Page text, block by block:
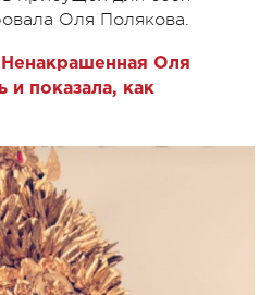
Оля Полякова.
Ненакрашенная Оля
и показала, как